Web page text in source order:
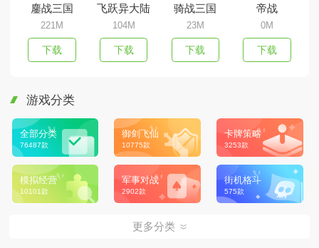
鏖战三国
221M
下载
飞跃异大陆
104M
下载
骑战三国
23M
下载
帝战
0M
下载
游戏分类
全部分类
76487款
御剑飞仙
10775款
卡牌策略
3253款
模拟经营
10101款
军事对战
2902款
街机格斗
575款
更多分类